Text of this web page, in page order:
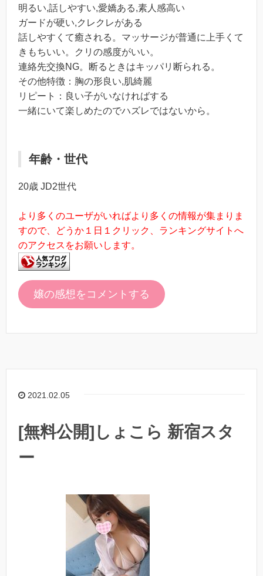
明るい,話しやすい,愛嬌ある,素人感高い
ガードが硬い,クレクレがある
話しやすくて癒される。マッサージが普通に上手くて
きもちいい。クリの感度がいい。
連絡先交換NG。断るときはキッパリ断られる。
その他特徴：胸の形良い,肌綺麗
リピート：良い子がいなければする
一緒にいて楽しめたのでハズレではないから。
年齢・世代
20歳 JD2世代
より多くのユーザがいればより多くの情報が集まりま
すので、どうか１日１クリック、ランキングサイトへ
のアクセスをお願いします。
嬢の感想をコメントする
2021.02.05
[無料公開]しょこら 新宿スタ
ー